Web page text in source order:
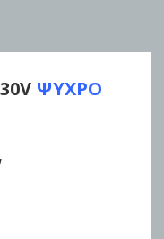
ΨΥΧΡΟ